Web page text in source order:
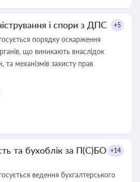
і спори з ДПС +5
порядку оскарження
що виникають внаслідок
та механізмів захисту прав
та бухоблік за П(С)БО +14
ведення бухгалтерського